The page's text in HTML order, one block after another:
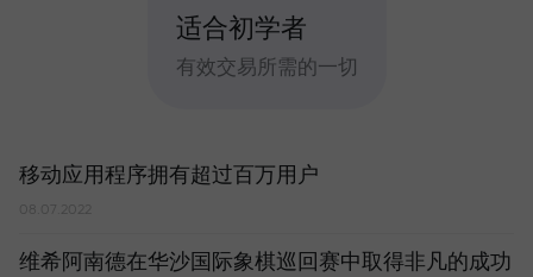
适合初学者
有效交易所需的一切
移动应用程序拥有超过百万用户
08.07.2022
维希阿南德在华沙国际象棋巡回赛中取得非凡的成功